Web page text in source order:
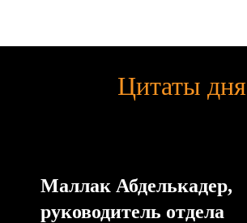
Цитаты дня
Маллак Абделькадер,
руководитель отдела